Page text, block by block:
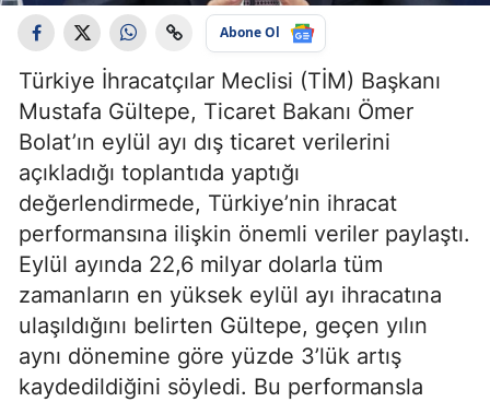
Abone Ol
Türkiye İhracatçılar Meclisi (TİM) Başkanı
Mustafa Gültepe, Ticaret Bakanı Ömer
Bolat’ın eylül ayı dış ticaret verilerini
açıkladığı toplantıda yaptığı
değerlendirmede, Türkiye’nin ihracat
performansına ilişkin önemli veriler paylaştı.
Eylül ayında 22,6 milyar dolarla tüm
zamanların en yüksek eylül ayı ihracatına
ulaşıldığını belirten Gültepe, geçen yılın
aynı dönemine göre yüzde 3’lük artış
kaydedildiğini söyledi. Bu performansla